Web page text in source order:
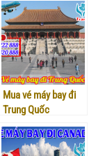
Mua vé máy bay đi
Trung Quốc